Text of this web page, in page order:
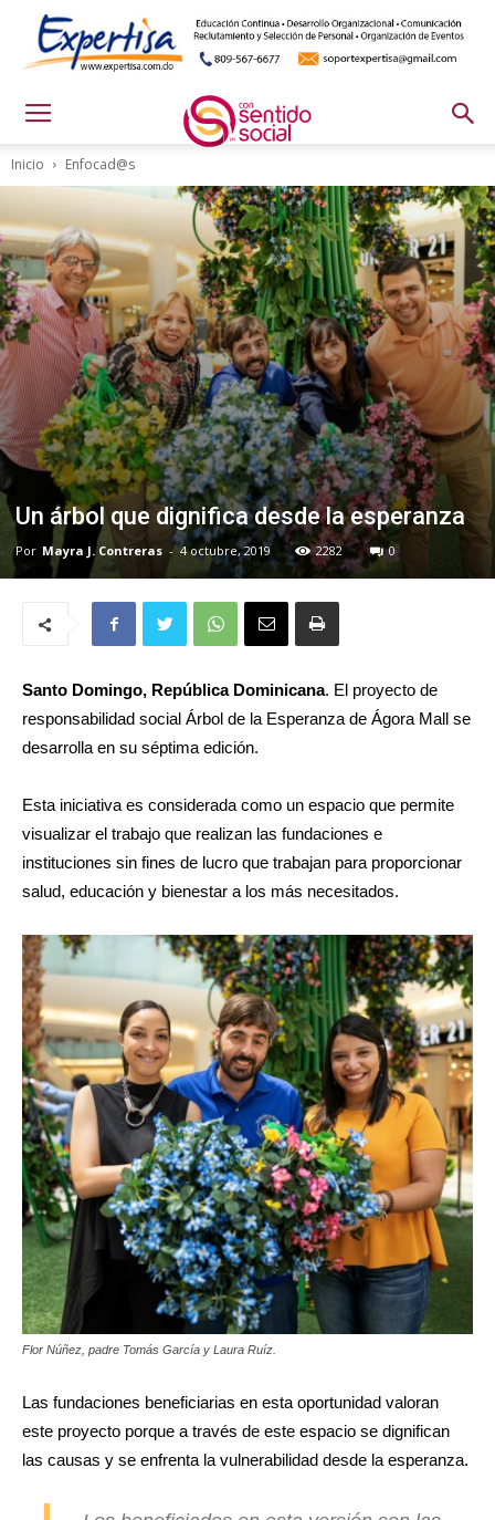
Inicio Enfocad@s
Un árbol que dignifica desde la esperanza
Por Mayra J. Contreras - 4 octubre, 2019 2282 0
Santo Domingo, República Dominicana. El proyecto de
responsabilidad social Árbol de la Esperanza de Ágora Mall se
desarrolla en su séptima edición.
Esta iniciativa es considerada como un espacio que permite
visualizar el trabajo que realizan las fundaciones e
instituciones sin fines de lucro que trabajan para proporcionar
salud, educación y bienestar a los más necesitados.
Flor Núñez, padre Tomás García y Laura Ruíz.
Las fundaciones beneficiarias en esta oportunidad valoran
este proyecto porque a través de este espacio se dignifican
las causas y se enfrenta la vulnerabilidad desde la esperanza.